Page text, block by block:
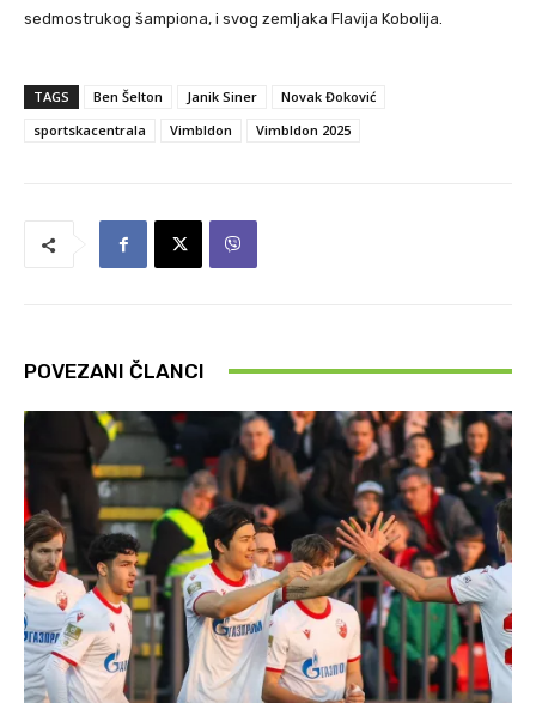
sedmostrukog šampiona, i svog zemljaka Flavija Kobolija.
TAGS Ben Šelton Janik Siner
Novak Đoković
sportskacentrala
Vimbldon Vimbldon 2025
POVEZANI ČLANCI